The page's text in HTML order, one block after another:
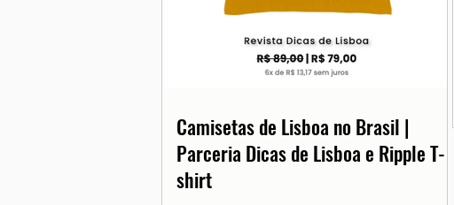
Camisetas de Lisboa no Brasil |
Parceria Dicas de Lisboa e Ripple T-
shirt